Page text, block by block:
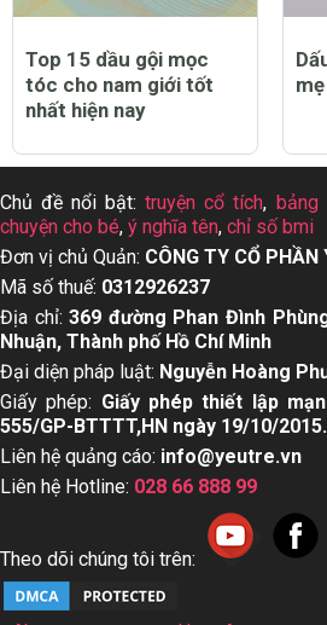
Top 15 dầu gội mọc
tóc cho nam giới tốt
nhất hiện nay
Chủ đề nổi bật:truyện cổ tích,
chuyện cho bé, ý nghĩa tên, chỉ số bmi
Đơn vị chủ Quản: CÔNG TY CỔ PHẦN
Mã số thuế: 0312926237
Địa chỉ:369 đường Phan Đình
Nhuận, Thành phố Hồ Chí Minh
Đại diện pháp luật: Nguyễn Hoàng
Giấy phép: Giấy phép thiết lập
555/GP-BTTTT,HN ngày 19/10/2015.
Liên hệ quảng cáo: info@yeutre.vn
Liên hệ Hotline: 028 66 888 99
Theo dõi chúng tôi trên: